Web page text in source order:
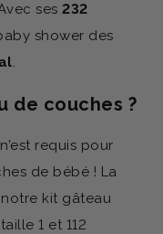
ses 232
shower des
.
de couches ?
requis pour
de bébé ! La
kit gâteau
1 et 112